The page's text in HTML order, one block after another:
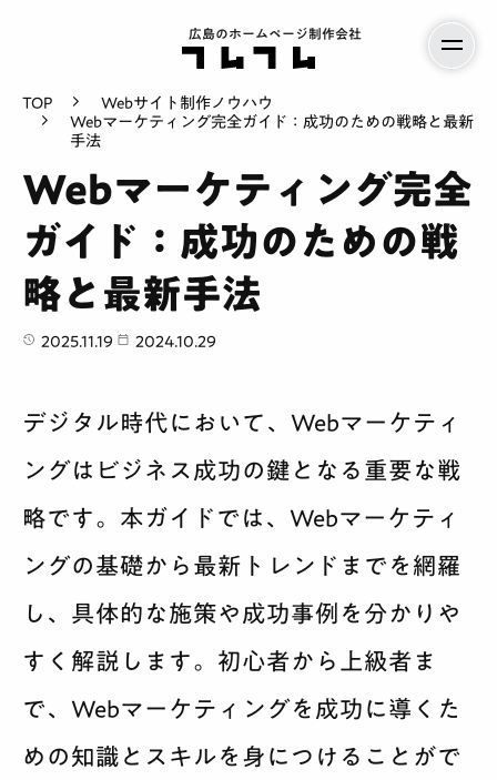
広島のホームページ制作会社
サービス案内
制作実績
会社紹介
TOP
Webサイト制作ノウハウ
Webマーケティング完全ガイド：成功のための戦略と最新
手法
Webマーケティング完全
ガイド：成功のための戦
略と最新手法
2025.11.19 2024.10.29
デジタル時代において、Webマーケティ
ングはビジネス成功の鍵となる重要な戦
略です。本ガイドでは、Webマーケティ
ングの基礎から最新トレンドまでを網羅
し、具体的な施策や成功事例を分かりや
すく解説します。初心者から上級者ま
で、Webマーケティングを成功に導くた
めの知識とスキルを身につけることがで